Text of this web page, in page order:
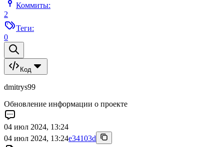
Коммиты:
2
Теги:
0
Код
dmitrys99
Обновление информации о проекте
04 июл 2024, 13:24
04 июл 2024, 13:24e34103d